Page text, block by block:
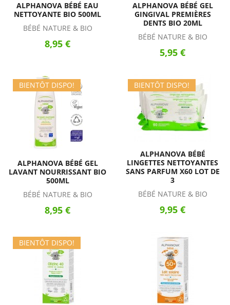
ALPHANOVA BÉBÉ EAU
NETTOYANTE BIO 500ML
BÉBÉ NATURE & BIO
8,95 €
ALPHANOVA BÉBÉ GEL
GINGIVAL PREMIÈRES
DENTS BIO 20ML
BÉBÉ NATURE & BIO
5,95 €
BIENTÔT DISPO!
ALPHANOVA BÉBÉ GEL
LAVANT NOURRISSANT BIO
500ML
BÉBÉ NATURE & BIO
8,95 €
BIENTÔT DISPO!
ALPHANOVA BÉBÉ
LINGETTES NETTOYANTES
SANS PARFUM X60 LOT DE
3
BÉBÉ NATURE & BIO
9,95 €
BIENTÔT DISPO!